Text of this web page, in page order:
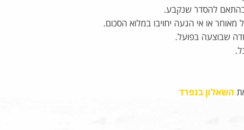
להסדר שנקבע.
שבוצעה בפועל.
השאלון בנפרד